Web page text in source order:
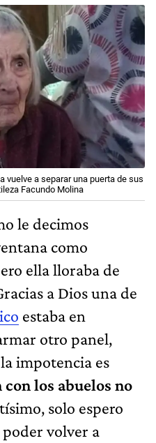
vuelve a separar una puerta de sus
Facundo Molina
le decimos
como
ella lloraba de
a Dios una de
estaba en
otro panel,
impotencia es
con los abuelos no
solo espero
volver a